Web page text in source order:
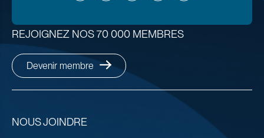
NOUS JOINDRE
REJOIGNEZ NOS 70 000 MEMBRES
Devenir membre